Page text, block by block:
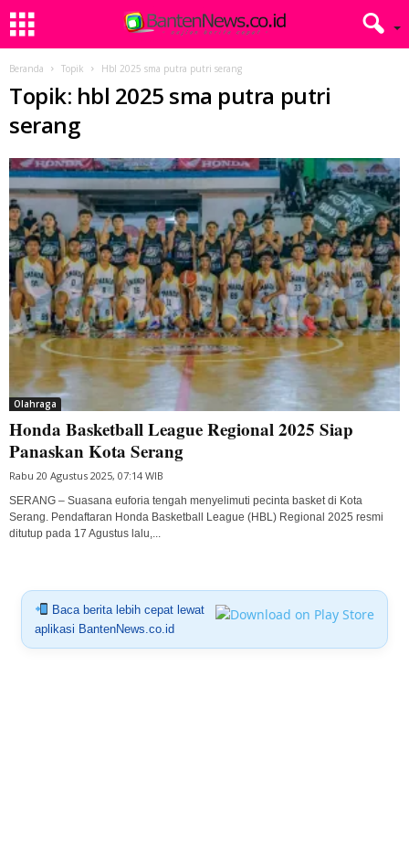
Beranda Topik Hbl 2025 sma putra putri serang
Topik: hbl 2025 sma putra putri
serang
Olahraga
Honda Basketball League Regional 2025 Siap
Panaskan Kota Serang
Rabu 20 Agustus 2025, 07:14 WIB
SERANG – Suasana euforia tengah menyelimuti pecinta basket di Kota
Serang. Pendaftaran Honda Basketball League (HBL) Regional 2025 resmi
ditutup pada 17 Agustus lalu,...
Baca berita lebih cepat lewat
aplikasi BantenNews.co.id